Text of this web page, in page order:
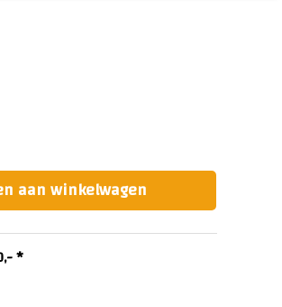
aan winkelwagen
*